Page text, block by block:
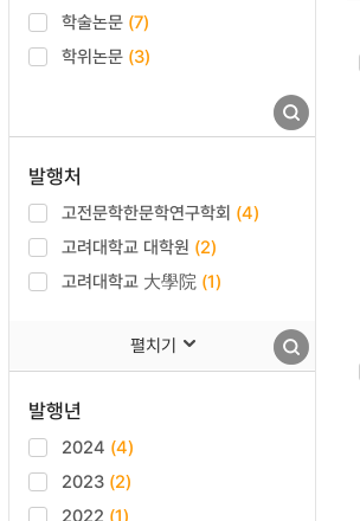
학술논문 (7)
학위논문 (3)
발행처
고전문학한문학연구학회 (4)
고려대학교 대학원 (2)
고려대학교 大學院 (1)
펼치기
발행년
2024 (4)
2023 (2)
2022 (1)